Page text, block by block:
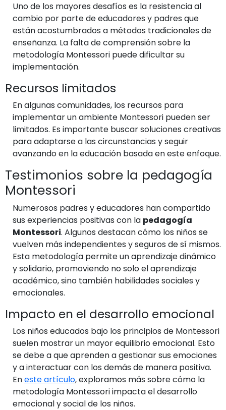
Uno de los mayores desafíos es la resistencia al
cambio por parte de educadores y padres que
están acostumbrados a métodos tradicionales de
enseñanza. La falta de comprensión sobre la
metodología Montessori puede dificultar su
implementación.
Recursos limitados
En algunas comunidades, los recursos para
implementar un ambiente Montessori pueden ser
limitados. Es importante buscar soluciones creativas
para adaptarse a las circunstancias y seguir
avanzando en la educación basada en este enfoque.
Testimonios sobre la pedagogía
Montessori
Numerosos padres y educadores han compartido
sus experiencias positivas con la pedagogía
Montessori. Algunos destacan cómo los niños se
vuelven más independientes y seguros de sí mismos.
Esta metodología permite un aprendizaje dinámico
y solidario, promoviendo no solo el aprendizaje
académico, sino también habilidades sociales y
emocionales.
Impacto en el desarrollo emocional
Los niños educados bajo los principios de Montessori
suelen mostrar un mayor equilibrio emocional. Esto
se debe a que aprenden a gestionar sus emociones
y a interactuar con los demás de manera positiva.
Eneste artículo, exploramos más sobre cómo la
metodología Montessori impacta el desarrollo
emocional y social de los niños.